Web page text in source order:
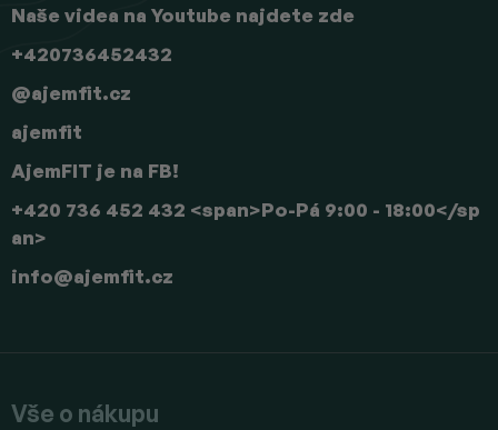
info@ajemfit.cz
+420 736 452 432 <span>Po-Pá 9:00 - 18:00</sp
an>
AjemFIT je na FB!
ajemfit
@ajemfit.cz
+420736452432
Naše videa na Youtube najdete zde
Vše o nákupu